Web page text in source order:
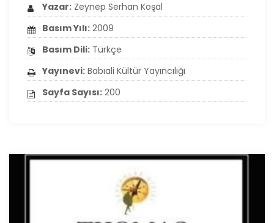
Yazar: Zeynep Serhan Koşal
Basım Yılı: 2009
Basım Dili: Türkçe
Yayınevi: Babıali Kültür Yayıncılığı
Sayfa Sayısı: 200